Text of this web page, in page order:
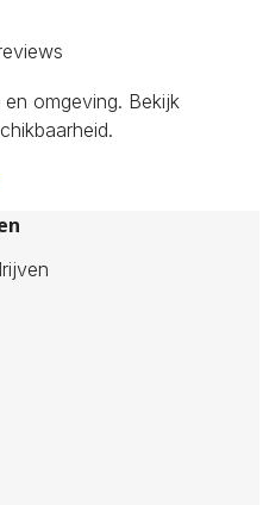
en omgeving. Bekijk